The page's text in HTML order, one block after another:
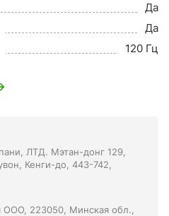
Да
Да
120 Гц
ЛТД. Мэтан-донг 129,
Кенги-до, 443-742,
ООО, 223050, Минская обл.,